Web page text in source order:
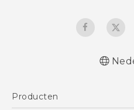
Nederlands -
Producten